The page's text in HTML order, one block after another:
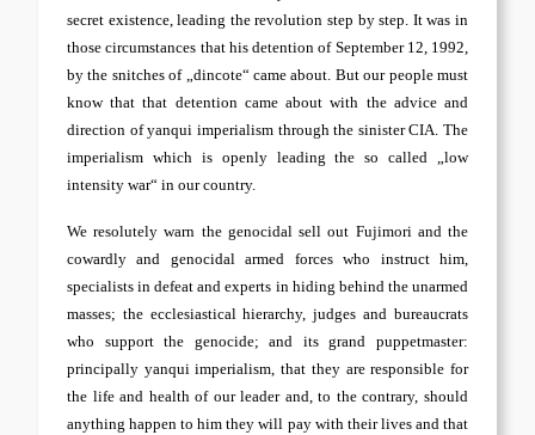
secret existence, leading the revolution step by step. It was in
those circumstances that his detention of September 12, 1992,
by the snitches of „dincote“ came about. But our people must
know that that detention came about with the advice and
direction of yanqui imperialism through the sinister CIA. The
imperialism which is openly leading the so called „low
intensity war“ in our country.
We resolutely warn the genocidal sell out Fujimori and the
cowardly and genocidal armed forces who instruct him,
specialists in defeat and experts in hiding behind the unarmed
masses; the ecclesiastical hierarchy, judges and bureaucrats
who support the genocide; and its grand puppetmaster:
principally yanqui imperialism, that they are responsible for
the life and health of our leader and, to the contrary, should
anything happen to him they will pay with their lives and that